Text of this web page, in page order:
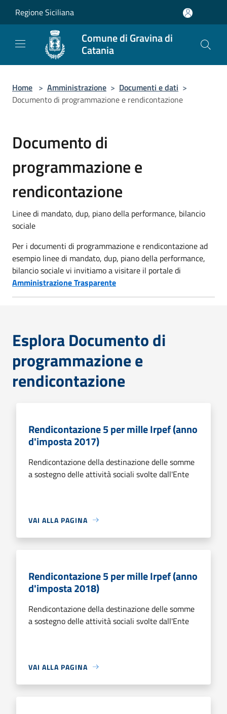
Regione Siciliana
Comune di Gravina di
Catania
Home > Amministrazione > Documenti e dati >
Documento di programmazione e rendicontazione
Documento di
programmazione e
rendicontazione
Linee di mandato, dup, piano della performance, bilancio
sociale
Per i documenti di programmazione e rendicontazione ad
esempio linee di mandato, dup, piano della performance,
bilancio sociale vi invitiamo a visitare il portale di
Amministrazione Trasparente
Esplora Documento di
programmazione e
rendicontazione
Rendicontazione 5 per mille Irpef (anno
d'imposta 2017)
Rendicontazione della destinazione delle somme
a sostegno delle attività sociali svolte dall'Ente
VAI ALLA PAGINA
Rendicontazione 5 per mille Irpef (anno
d'imposta 2018)
Rendicontazione della destinazione delle somme
a sostegno delle attività sociali svolte dall'Ente
VAI ALLA PAGINA